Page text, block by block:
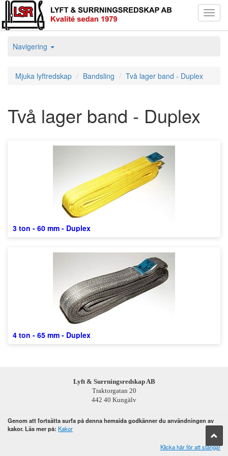
Genom att fortsätta surfa på denna hemsida godkänner du användningen av
kakor. Läs mer på: Kakor
Klicka här för att stänga!
Navigering
Mjuka lyftredskap Bandsling Två lager band - Duplex
Två lager band - Duplex
3 ton - 60 mm - Duplex
4 ton - 65 mm - Duplex
Lyft & Surrningsredskap AB
Traktorgatan 20
442 40 Kungälv
Telefon: 0303 - 24 66 50